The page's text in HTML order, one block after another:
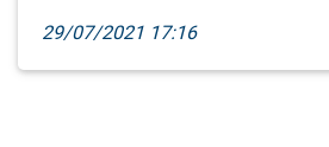
29/07/2021 17:16